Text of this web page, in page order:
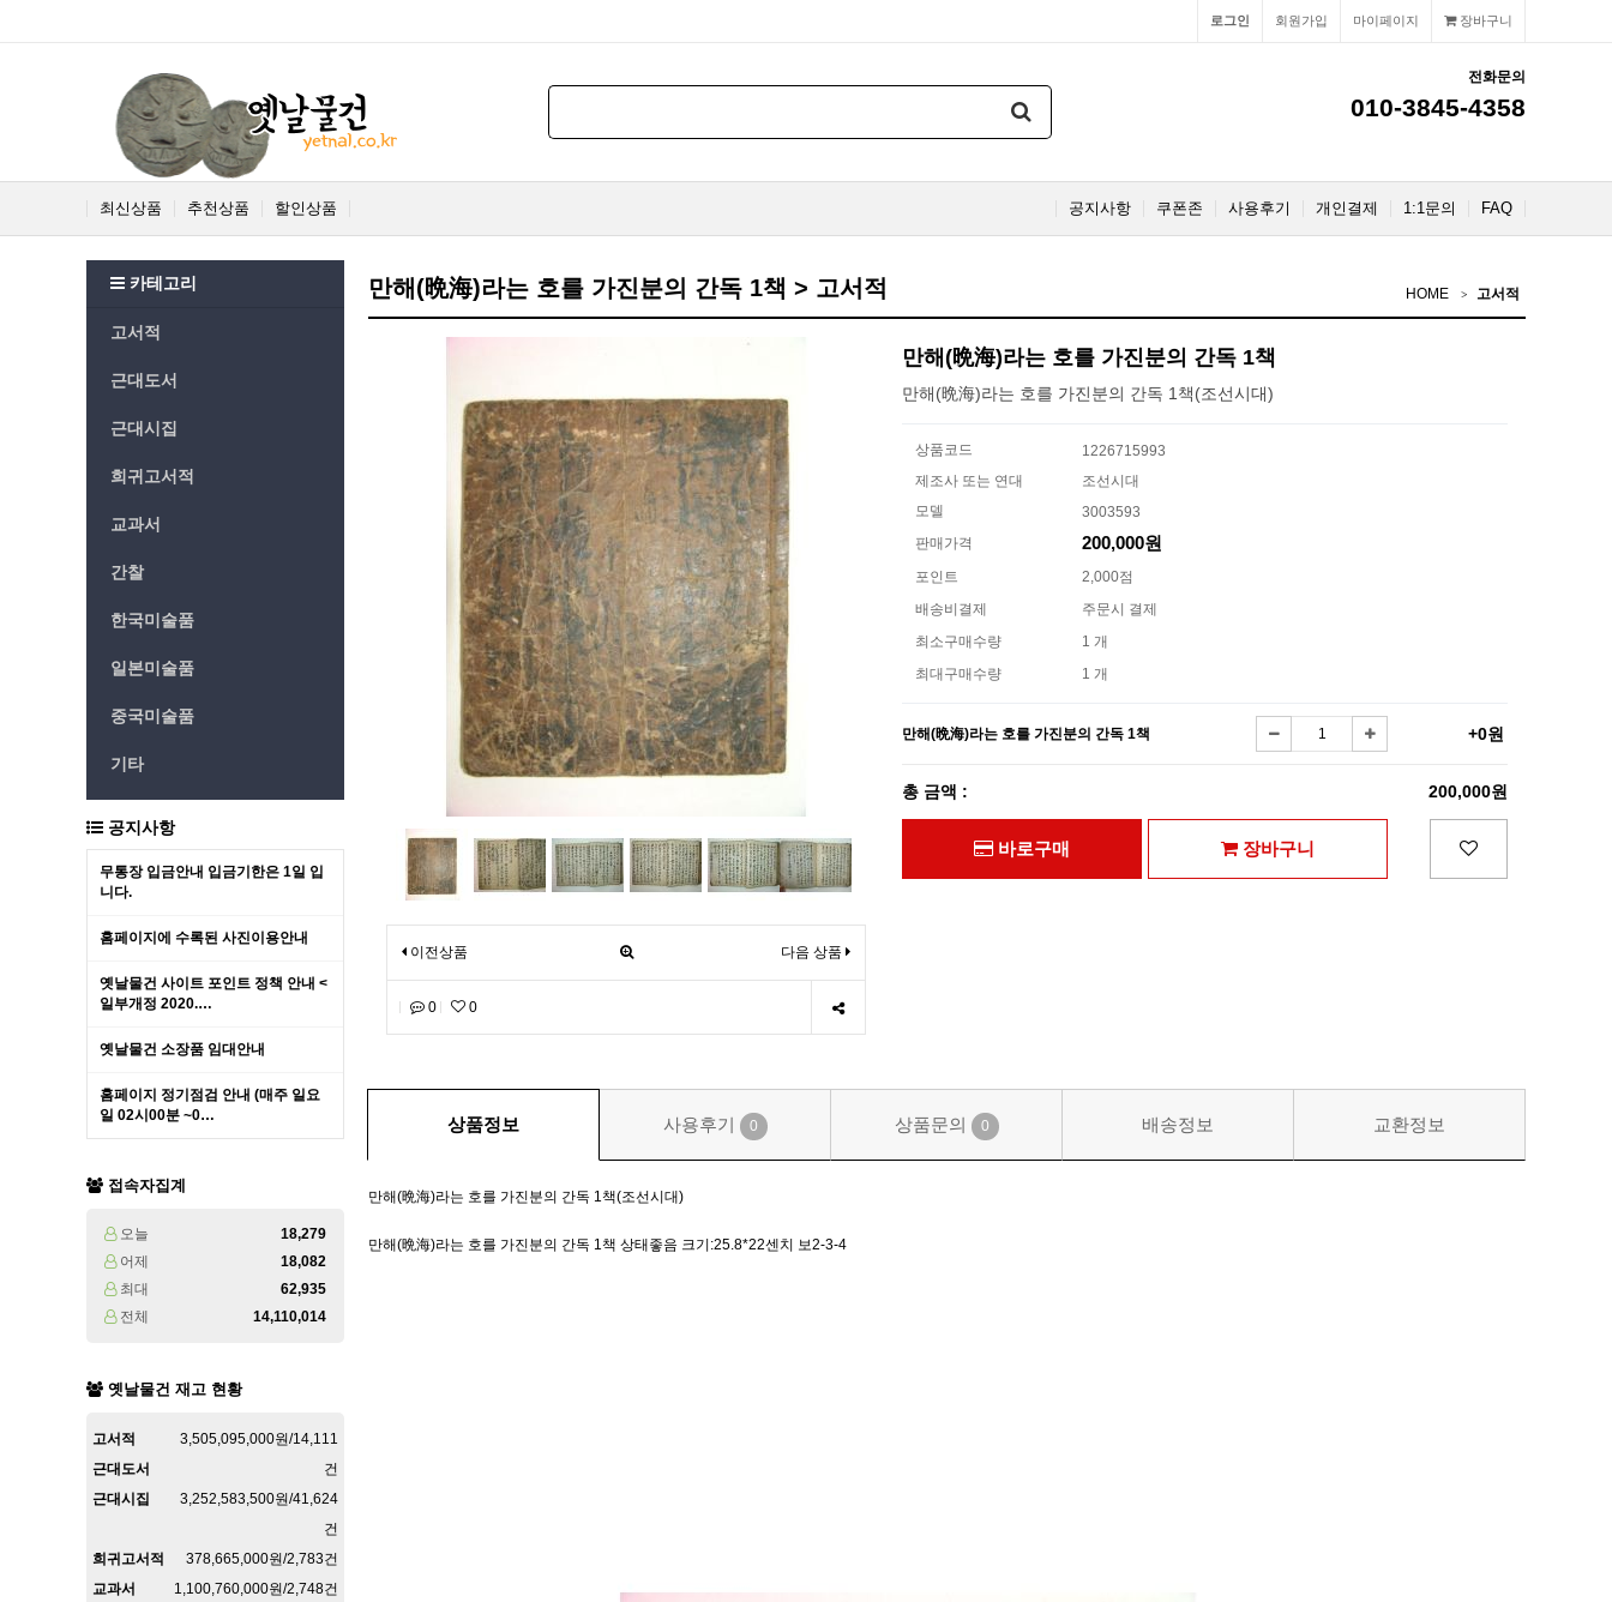
장바구니
마이페이지
회원가입
로그인
전화문의
010-3845-4358
최신상품 추천상품 할인상품 FAQ
1:1문의
개인결제
사용후기
쿠폰존
공지사항
카테고리
고서적
근대도서
근대시집
희귀고서적
교과서
간찰
한국미술품
일본미술품
중국미술품
기타
공지사항
무통장 입금안내 입금기한은 1일 입
니다.
홈페이지에 수록된 사진이용안내
옛날물건 사이트 포인트 정책 안내 <
일부개정 2020.…
옛날물건 소장품 임대안내
홈페이지 정기점검 안내 (매주 일요
일 02시00분 ~0…
접속자집계
오늘
18,279
어제
18,082
최대
62,935
전체
14,110,014
옛날물건 재고 현황
고서적
3,505,095,000원/14,111
건
근대도서
3,252,583,500원/41,624
건
근대시집
378,665,000원/2,783건
희귀고서적
1,100,760,000원/2,748건
교과서
만해(晩海)라는 호를 가진분의 간독 1책 > 고서적 HOME 고서적
이전상품 다음 상품
0 0
만해(晩海)라는 호를 가진분의 간독 1책
만해(晩海)라는 호를 가진분의 간독 1책(조선시대)
상품코드
1226715993
제조사 또는 연대
조선시대
모델
3003593
판매가격
200,000원
포인트
2,000점
배송비결제
주문시 결제
최소구매수량
1 개
최대구매수량
1 개
만해(晩海)라는 호를 가진분의 간독 1책 +0원
총 금액 : 200,000원
바로구매 장바구니
상품정보 사용후기 0 상품문의 0 배송정보 교환정보
만해(晩海)라는 호를 가진분의 간독 1책(조선시대)
만해(晩海)라는 호를 가진분의 간독 1책 상태좋음 크기:25.8*22센치 보2-3-4